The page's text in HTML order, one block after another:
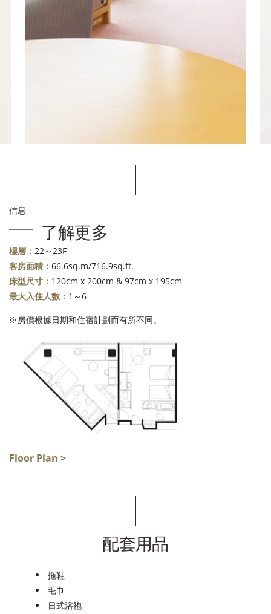
信息
了解更多
樓層： 22～23F
客房面積： 66.6sq.m/716.9sq.ft.
床型尺寸： 120cm x 200cm & 97cm x 195cm
最大入住人數： 1～6
※房價根據日期和住宿計劃而有所不同。
Floor Plan >
配套用品
拖鞋
毛巾
日式浴袍